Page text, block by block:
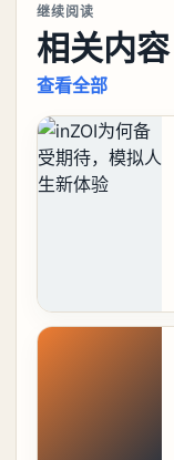
继续阅读
相关内容
查看全部